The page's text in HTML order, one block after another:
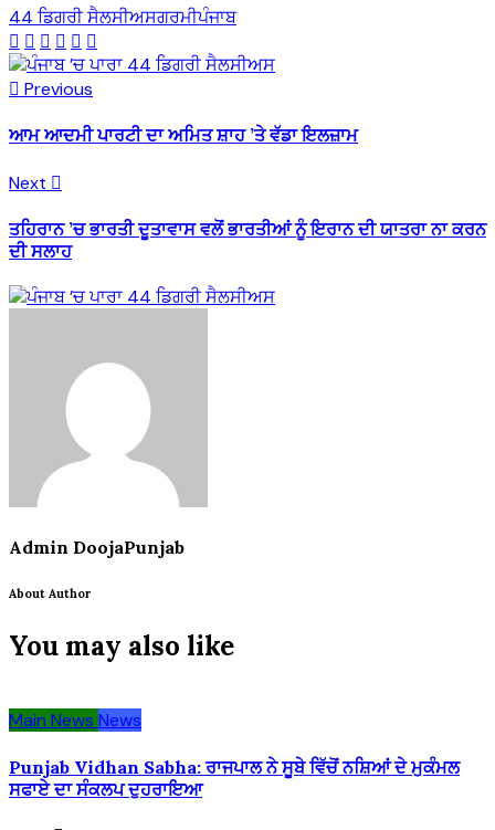
44 ਡਿਗਰੀ ਸੈਲਸੀਅਸਗਰਮੀਪੰਜਾਬ
Previous
ਆਮ ਆਦਮੀ ਪਾਰਟੀ ਦਾ ਅਮਿਤ ਸ਼ਾਹ ’ਤੇ ਵੱਡਾ ਇਲਜ਼ਾਮ
Next
ਤਹਿਰਾਨ ’ਚ ਭਾਰਤੀ ਦੂਤਾਵਾਸ ਵਲੋਂ ਭਾਰਤੀਆਂ ਨੂੰ ਇਰਾਨ ਦੀ ਯਾਤਰਾ ਨਾ ਕਰਨ
ਦੀ ਸਲਾਹ
Admin DoojaPunjab
About Author
You may also like
Main News News
Punjab Vidhan Sabha: ਰਾਜਪਾਲ ਨੇ ਸੂਬੇ ਵਿੱਚੋਂ ਨਸ਼ਿਆਂ ਦੇ ਮੁਕੰਮਲ
ਸਫਾਏ ਦਾ ਸੰਕਲਪ ਦੁਹਰਾਇਆ